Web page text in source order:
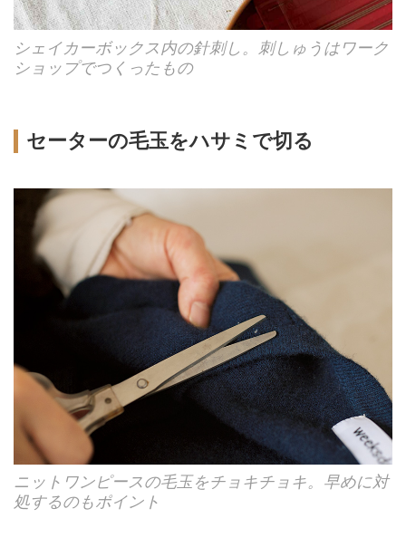
シェイカーボックス内の針刺し。刺しゅうはワーク
ショップでつくったもの
セーターの毛玉をハサミで切る
ニットワンピースの毛玉をチョキチョキ。早めに対
処するのもポイント